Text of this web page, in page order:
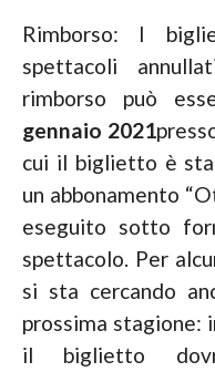
Rimborso: I
spettacoli
rimborso può
gennaio 2021
cui il biglietto è
un abbonamento
eseguito sotto
spettacolo. Per
si sta cercando
prossima stagione:
il biglietto